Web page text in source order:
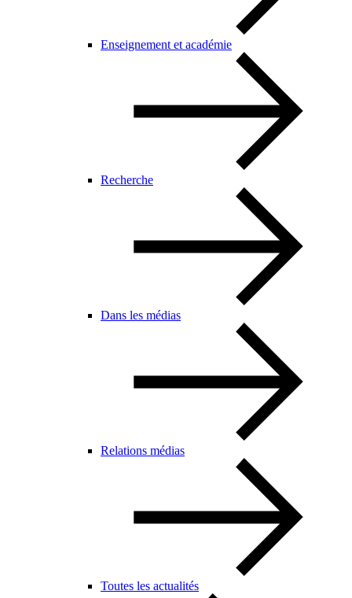
Enseignement et académie
Recherche
Dans les médias
Relations médias
Toutes les actualités